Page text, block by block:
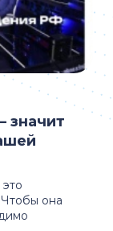
она
значит